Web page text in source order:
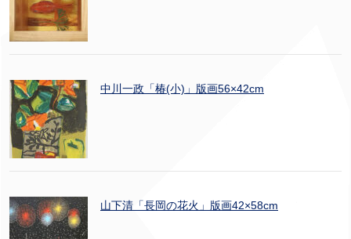
中川一政「椿(小)」版画56×42cm
山下清「長岡の花火」版画42×58cm